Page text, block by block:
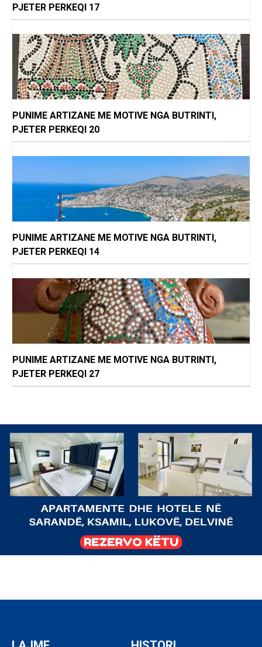
PJETER PERKEQI 17
PUNIME ARTIZANE ME MOTIVE NGA BUTRINTI,
PJETER PERKEQI 20
PUNIME ARTIZANE ME MOTIVE NGA BUTRINTI,
PJETER PERKEQI 14
PUNIME ARTIZANE ME MOTIVE NGA BUTRINTI,
PJETER PERKEQI 27